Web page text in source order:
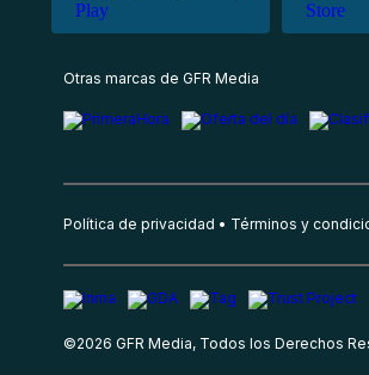
Otras marcas de GFR Media
Política de privacidad Términos y
©2026 GFR Media, Todos los Derechos